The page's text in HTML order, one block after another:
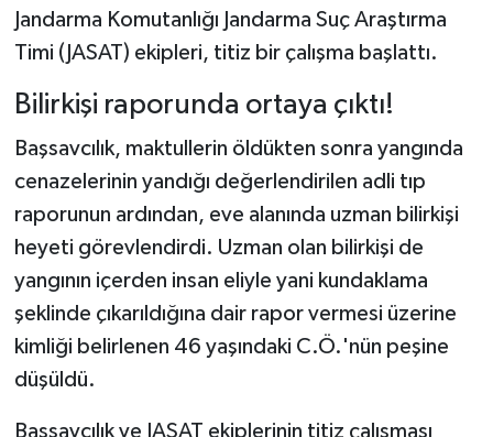
Jandarma Komutanlığı Jandarma Suç Araştırma
Timi (JASAT) ekipleri, titiz bir çalışma başlattı.
Bilirkişi raporunda ortaya çıktı!
Başsavcılık, maktullerin öldükten sonra yangında
cenazelerinin yandığı değerlendirilen adli tıp
raporunun ardından, eve alanında uzman bilirkişi
heyeti görevlendirdi. Uzman olan bilirkişi de
yangının içerden insan eliyle yani kundaklama
şeklinde çıkarıldığına dair rapor vermesi üzerine
kimliği belirlenen 46 yaşındaki C.Ö.'nün peşine
düşüldü.
Başsavcılık ve JASAT ekiplerinin titiz çalışması